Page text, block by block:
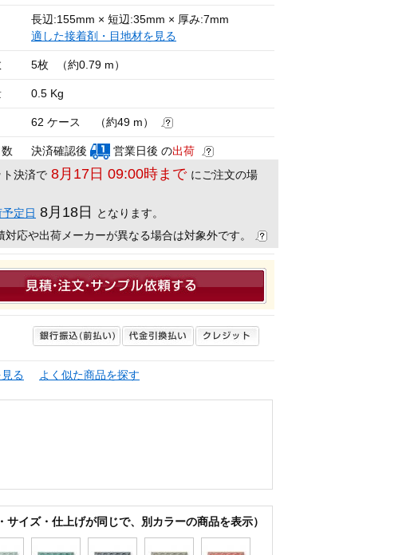
長辺:155mm × 短辺:35mm × 厚み:7mm
適した接着剤・目地材を見る
5枚 （約0.79 m）
0.5 Kg
62 ケース （約49 m）
決済確認後 営業日後 の出荷
決済で 8月17日 09:00時まで にご注文の場
定日 8月18日
となります。
応や出荷メーカーが異なる場合は対象外です。
る よく似た商品を探す
サイズ・仕上げが同じで、別カラーの商品を表示）